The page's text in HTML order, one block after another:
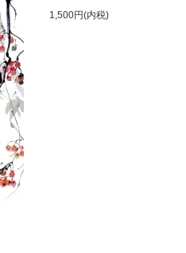
1,500円(内税)